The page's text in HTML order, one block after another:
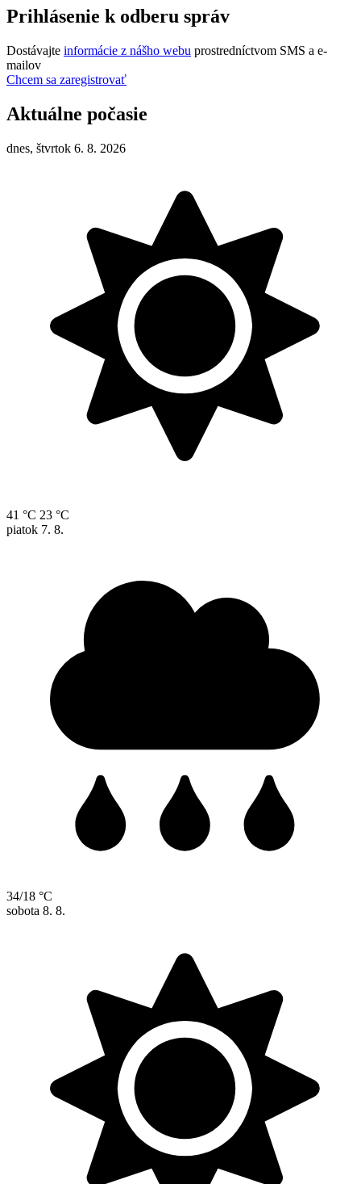
Prihlásenie k odberu správ
Dostávajte informácie z nášho webu prostredníctvom SMS a e-
mailov
Chcem sa zaregistrovať
Aktuálne počasie
dnes, štvrtok 6. 8. 2026
41 °C 23 °C
piatok 7. 8.
34/18 °C
sobota 8. 8.